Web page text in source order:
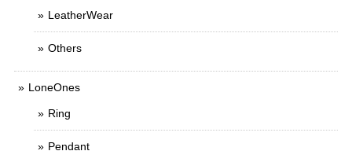
LeatherWear
Others
LoneOnes
Ring
Pendant